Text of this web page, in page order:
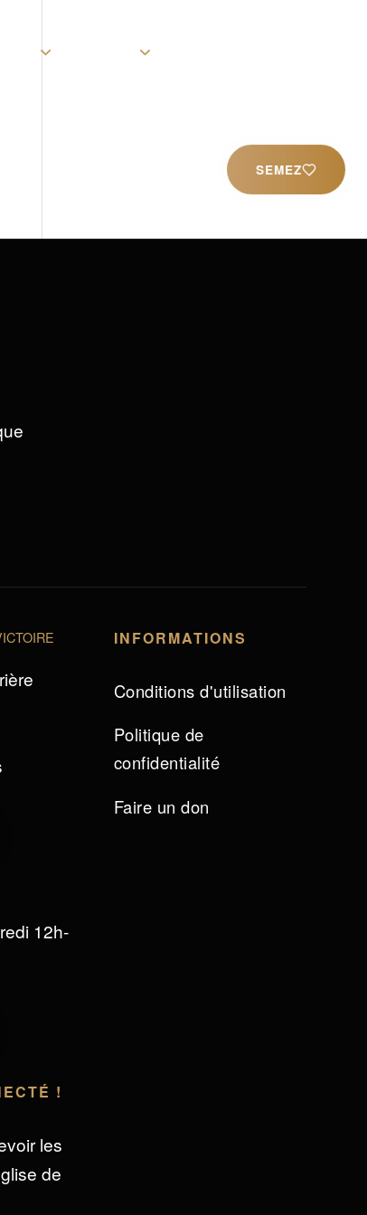
SEMEZ
12h-
!
les
de
INFORMATIONS
Conditions d'utilisation
Politique de
confidentialité
Faire un don